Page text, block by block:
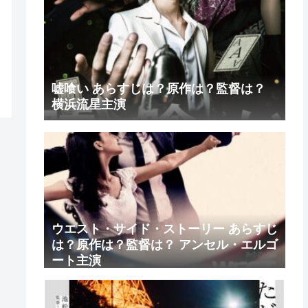
嘘喰い あらすじは？原作は？監督は？
横浜流星主演
ウエスト・サイド・ストーリー あらすじ
は？原作は？監督は？ アンセル・エルゴ
ート主演